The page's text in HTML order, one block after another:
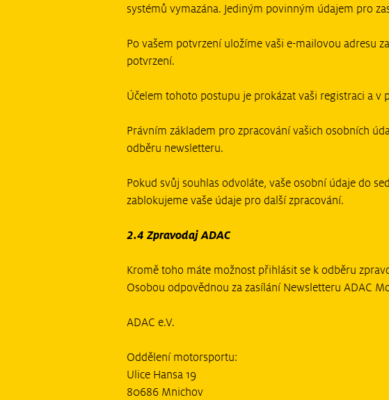
systémů vymazána. Jediným povinným údajem pro
Po vašem potvrzení uložíme vaši e-mailovou adresu
potvrzení.
Účelem tohoto postupu je prokázat vaši registraci a
Právním základem pro zpracování vašich osobních
odběru newsletteru.
Pokud svůj souhlas odvoláte, vaše osobní údaje do
zablokujeme vaše údaje pro další zpracování.
2.4 Zpravodaj ADAC
Kromě toho máte možnost přihlásit se k odběru
Osobou odpovědnou za zasílání Newsletteru ADAC
ADAC e.V.
Oddělení motorsportu:
Ulice Hansa 19
80686 Mnichov